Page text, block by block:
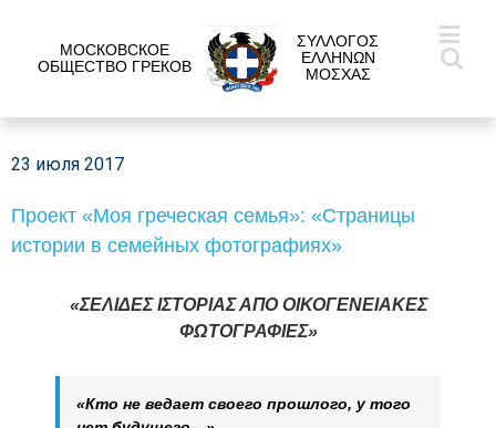
МОСКОВСКОЕ
ОБЩЕСТВО ГРЕКОВ
ΣΥΛΛΟΓΟΣ
ΕΛΛΗΝΩΝ
ΜΟΣΧΑΣ
23 июля 2017
Проект «Моя греческая семья»: «Страницы
истории в семейных фотографиях»
«ΣΕΛΙΔΕΣ ΙΣΤΟΡΙΑΣ ΑΠΟ ΟΙΚΟΓΕΝΕΙΑΚΕΣ
ΦΩΤΟΓΡΑΦΙΕΣ»
«Кто не ведает своего прошлого, у того